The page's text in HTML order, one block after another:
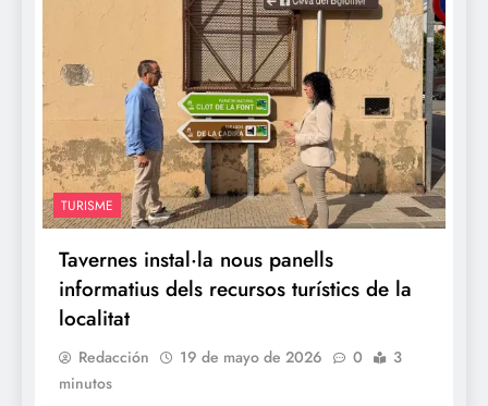
TURISME
Tavernes instal·la nous panells
informatius dels recursos turístics de la
localitat
Redacción 19 de mayo de 2026 0
3
minutos